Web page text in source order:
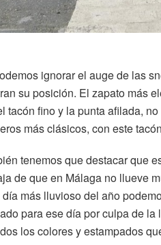
ignorar el auge de las
su posición. El zapato más
tacón fino y la punta afilada,
más clásicos, con este
tenemos que destacar que
de que en Málaga no llueve
más lluvioso del año
para ese día por culpa de
los colores y estampados